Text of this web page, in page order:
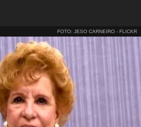
FOTO: JESO CARNEIRO - FLICKR